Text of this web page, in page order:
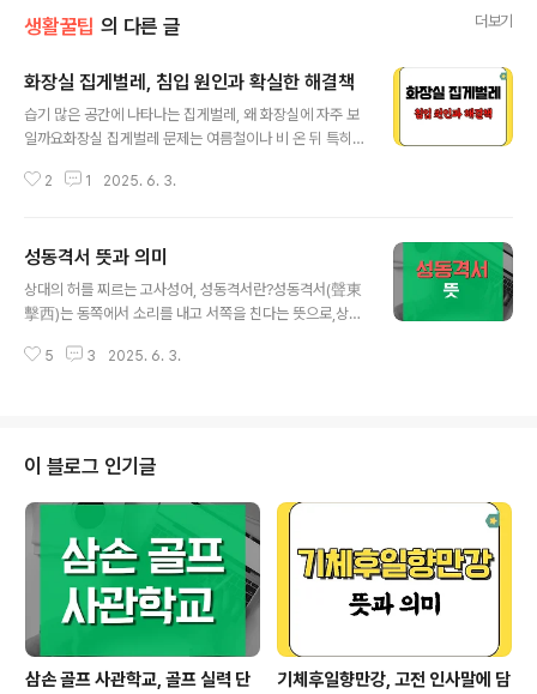
생활꿀팁 의 다른 글 더보기
화장실 집게벌레, 침입 원인과 확실한 해결책
습기 많은 공간에 나타나는 집게벌레, 왜 화장실에 자주 보
일까요화장실 집게벌레 문제는 여름철이나 비 온 뒤 특히
용해 벌레가 유입되며,이 글에서는 침입 원인부터 실질적
형태에꼬리 부분에 집게 모양의 돌기가 있는 것이 특징입
니다."습하고 어두운 장소를 좋아해낮엔 잘 안 보이지만, 밤
엔 활발히 움직입니다."낙엽 밑이나 화분, 화장실 구석 등그
실에 왜 집게벌레가 나오는 걸까요첫 번째 이유는 습도입
2 1 2025. 6. 3.
성동격서 뜻과 의미
상대의 허를 찌르는 고사성어, 성동격서란?성동격서(聲東
擊西)는 동쪽에서 소리를 내고 서쪽을 친다는 뜻으로,상대
다.병법 중 하나인 이 표현은단순한 전쟁 전략을 넘어,오늘
방을 도왔던 한신 장군이 위나라 안읍을 기습하면서성동격
서의 전형적인 사례가 탄생했죠.당시 한신은 동쪽에서 소
란을 일으켜적의 눈을 끌어놓고,몰래 군을 이동시켜 서쪽
본거지를 쳤다고 합니다.**"상대의 허를 찌르는 전술의 완
성판"**이라고 해도 과언이 아니었습니다. 현대 군사 작전
에서도 통하는 전략현대에서도 성동격서는 여전히 유..
5 3 2025. 6. 3.
이 블로그 인기글
삼손 골프 사관학교, 골프 실력 단
기체후일향만강, 고전 인사말에 담